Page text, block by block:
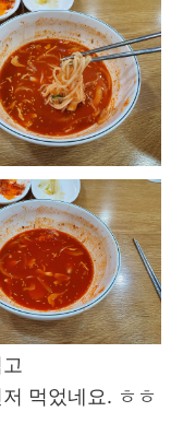
먹었네요. ㅎㅎ